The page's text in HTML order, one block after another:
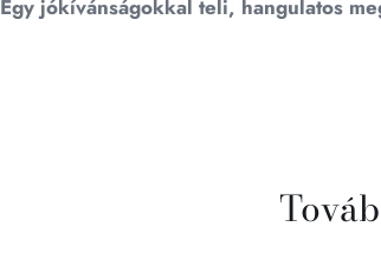
Egy jókívánságokkal teli, hangulatos